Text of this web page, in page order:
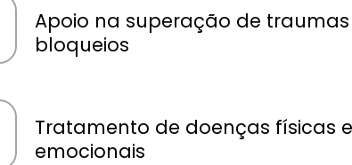
Apoio na superação de traumas
bloqueios
Tratamento de doenças físicas e
emocionais